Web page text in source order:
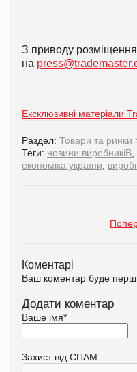
З приводу
на
Ексклюзивні матеріали
Раздел: Товари та ринки
Теги: новини виробникіВ
економіка україни
Коментарі
Ваш коментар буде
Додати коментар
Ваше імя*
Захист від СПАМ